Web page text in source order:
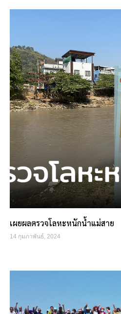
เผยผลตรวจโลหะหนักน้ำแม่สาย
14 กุมภาพันธ์, 2024